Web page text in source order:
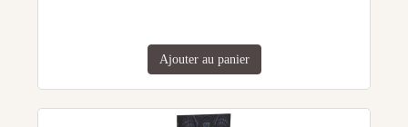
Ajouter au panier